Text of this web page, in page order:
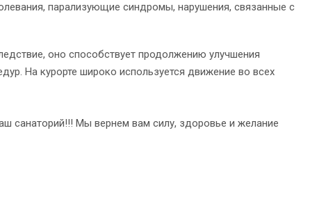
парализующие синдромы, нарушения, связанные с
оно способствует продолжению улучшения
На курорте широко используется движение во всех
санаторий!!! Мы вернем вам силу, здоровье и желание